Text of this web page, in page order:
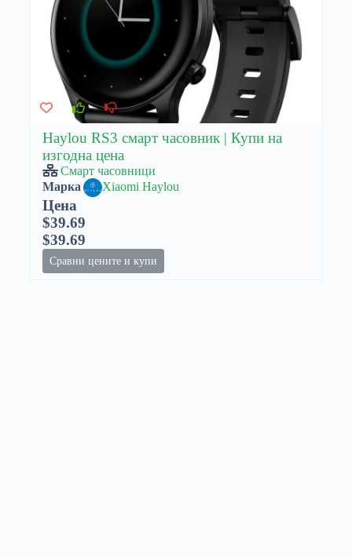
Haylou RS3 смарт часовник | Купи на
изгодна цена
Смарт часовници
Марка
Xiaomi Haylou
Цена
$39.69
$39.69
Сравни цените и купи